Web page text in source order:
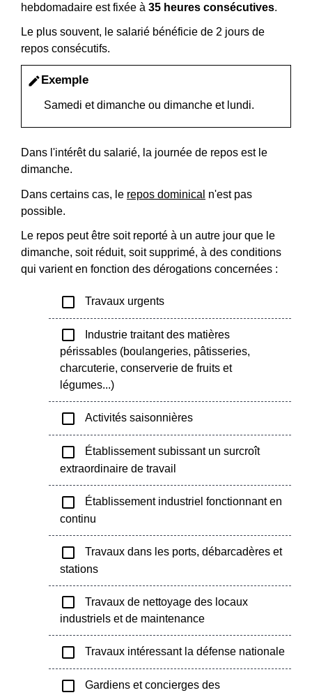
hebdomadaire est fixée à 35 heures consécutives.
Le plus souvent, le salarié bénéficie de 2 jours de
repos consécutifs.
edit Exemple
Samedi et dimanche ou dimanche et lundi.
Dans l'intérêt du salarié, la journée de repos est le
dimanche.
Dans certains cas, le repos dominical n'est pas
possible.
Le repos peut être soit reporté à un autre jour que le
dimanche, soit réduit, soit supprimé, à des conditions
qui varient en fonction des dérogations concernées :
check_box_outline_blank Travaux urgents
check_box_outline_blank
Industrie traitant des matières
périssables (boulangeries, pâtisseries,
charcuterie, conserverie de fruits et
légumes...)
check_box_outline_blank Activités saisonnières
check_box_outline_blank
Établissement subissant un surcroît
extraordinaire de travail
check_box_outline_blank
Établissement industriel fonctionnant en
continu
check_box_outline_blank
Travaux dans les ports, débarcadères et
stations
check_box_outline_blank
Travaux de nettoyage des locaux
industriels et de maintenance
check_box_outline_blank Travaux intéressant la défense nationale
check_box_outline_blank
Gardiens et concierges des